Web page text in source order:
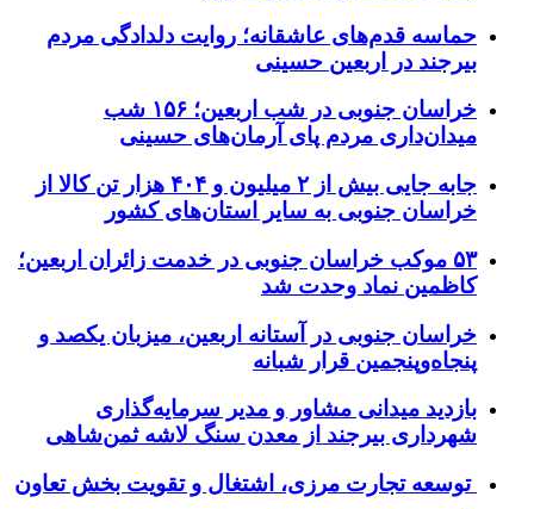
حماسه قدم‌های عاشقانه؛ روایت دلدادگی مردم
بیرجند در اربعین حسینی
خراسان جنوبی در شب اربعین؛ ۱۵۶ شب
میدان‌داری مردم پای آرمان‌های حسینی
جابه جایی بیش از ۲ میلیون و ۴۰۴ هزار تن کالا از
خراسان جنوبی به سایر استان‌های کشور
۵۳ موکب خراسان جنوبی در خدمت زائران اربعین؛
کاظمین نماد وحدت شد
خراسان جنوبی در آستانه اربعین، میزبان یکصد و
پنجاه‌وپنجمین قرار شبانه
بازدید میدانی مشاور و مدیر سرمایه‌گذاری
شهرداری بیرجند از معدن سنگ لاشه ثمن‌شاهی
توسعه تجارت مرزی، اشتغال و تقویت بخش تعاون